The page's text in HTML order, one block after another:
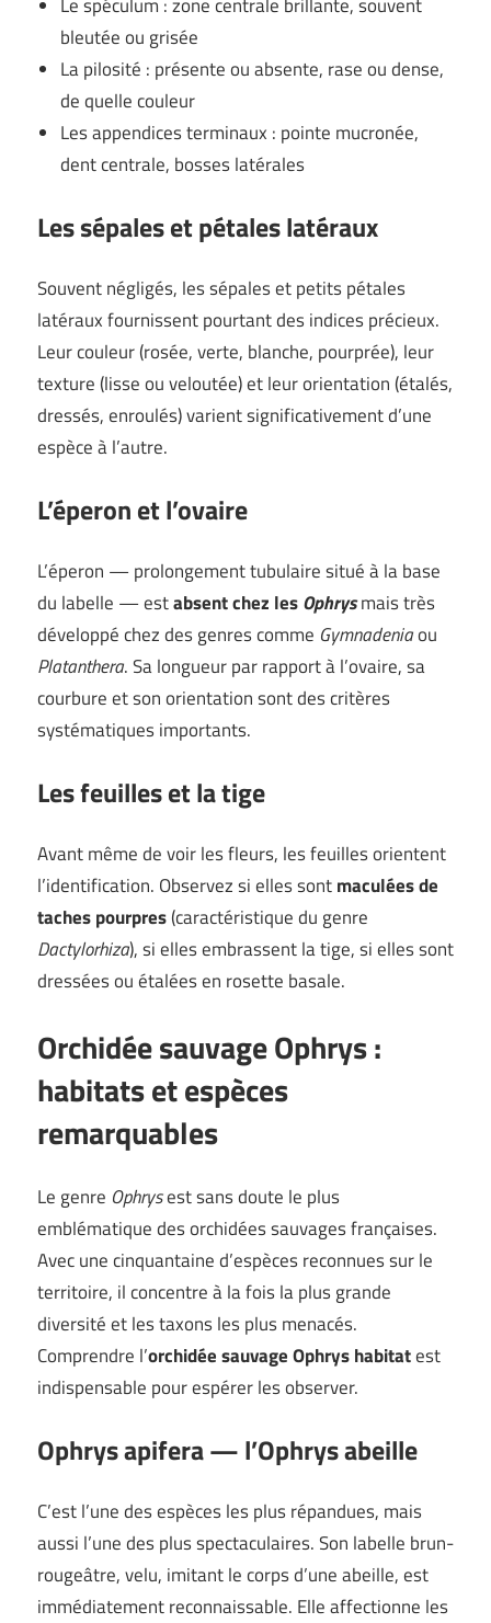
Le spéculum : zone centrale brillante, souvent
bleutée ou grisée
La pilosité : présente ou absente, rase ou dense,
de quelle couleur
Les appendices terminaux : pointe mucronée,
dent centrale, bosses latérales
Les sépales et pétales latéraux
Souvent négligés, les sépales et petits pétales
latéraux fournissent pourtant des indices précieux.
Leur couleur (rosée, verte, blanche, pourprée), leur
texture (lisse ou veloutée) et leur orientation (étalés,
dressés, enroulés) varient significativement d’une
espèce à l’autre.
L’éperon et l’ovaire
L’éperon — prolongement tubulaire situé à la base
du labelle — estabsent chez lesOphrysmais très
développé chez des genres comme Gymnadeniaou
Platanthera. Sa longueur par rapport à l’ovaire, sa
courbure et son orientation sont des critères
systématiques importants.
Les feuilles et la tige
Avant même de voir les fleurs, les feuilles orientent
l’identification. Observez si elles sontmaculées de
taches pourpres(caractéristique du genre
Dactylorhiza), si elles embrassent la tige, si elles sont
dressées ou étalées en rosette basale.
Orchidée sauvage Ophrys :
habitats et espèces
remarquables
Le genre Ophrysest sans doute le plus
emblématique des orchidées sauvages françaises.
Avec une cinquantaine d’espèces reconnues sur le
territoire, il concentre à la fois la plus grande
diversité et les taxons les plus menacés.
Comprendre l’orchidée sauvage Ophrys habitatest
indispensable pour espérer les observer.
Ophrys apifera — l’Ophrys abeille
C’est l’une des espèces les plus répandues, mais
aussi l’une des plus spectaculaires. Son labelle brun-
rougeâtre, velu, imitant le corps d’une abeille, est
immédiatement reconnaissable. Elle affectionne les